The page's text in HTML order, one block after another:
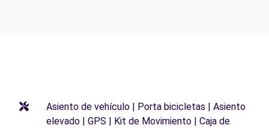
Asiento de vehículo | Porta bicicletas | Asiento
elevado | GPS | Kit de Movimiento | Caja de